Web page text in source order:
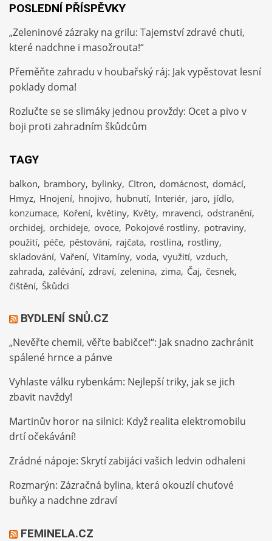
POSLEDNÍ PŘÍSPĚVKY
„Zeleninové zázraky na grilu: Tajemství zdravé chuti,
které nadchne i masožrouta!“
Přeměňte zahradu v houbařský ráj: Jak vypěstovat lesní
poklady doma!
Rozlučte se se slimáky jednou provždy: Ocet a pivo v
boji proti zahradním škůdcům
TAGY
balkon brambory bylinky CItron domácnost domácí
Hmyz Hnojení hnojivo hubnutí Interiér jaro jídlo
konzumace Koření květiny Květy mravenci odstranění
orchidej orchideje ovoce Pokojové rostliny potraviny
použití péče pěstování rajčata rostlina rostliny
skladování Vaření Vitamíny voda využití vzduch
zahrada zalévání zdraví zelenina zima Čaj česnek
čištění Škůdci
BYDLENÍ SNŮ.CZ
„Nevěřte chemii, věřte babičce!“: Jak snadno zachránit
spálené hrnce a pánve
Vyhlaste válku rybenkám: Nejlepší triky, jak se jich
zbavit navždy!
Martinův horor na silnici: Když realita elektromobilu
drtí očekávání!
Zrádné nápoje: Skrytí zabijáci vašich ledvin odhaleni
Rozmarýn: Zázračná bylina, která okouzlí chuťové
buňky a nadchne zdraví
FEMINELA.CZ